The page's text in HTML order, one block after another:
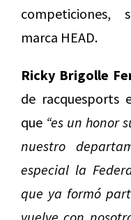
marca HEAD.
Ricky Brigolle
de racquesports
que “es un honor
nuestro
especial la
que ya formó